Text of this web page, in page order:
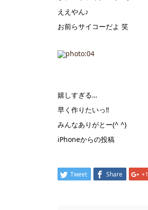
ええやん♪
お前らサイコーだよ 笑
嬉しすぎる…
早く作りたいっ‼︎
みんなありがとー(^ ^)
iPhoneからの投稿
Tweet Share +1